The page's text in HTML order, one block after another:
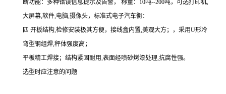
断功能：多种错误信息提示及告警， 称量：10吨--200吨，可选打印机,
大屏幕,软件,电脑,摄像头，标准式电子汽车衡：
四 开板结构,检修安装极其方便，接线盒内置,美观大方；，采用U形冷
弯型钢组焊,秤体强度高；
平板精工焊接；结构紧固耐用,表面经喷砂烤漆处理,抗腐性强。
选型时应注意的问题